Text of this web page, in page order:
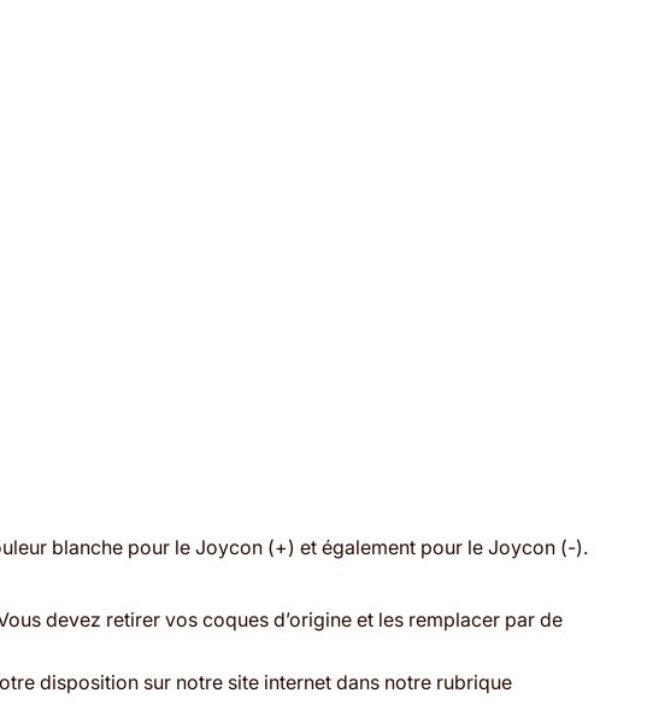
blanche pour le Joycon (+) et également pour le Joycon (-).
devez retirer vos coques d’origine et les remplacer par de
disposition sur notre site internet dans notre rubrique